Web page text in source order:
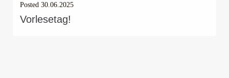
Posted 30.06.2025
Vorlesetag!